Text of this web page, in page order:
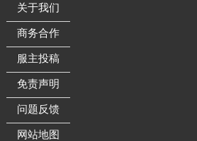
关于我们
——————
商务合作
——————
服主投稿
——————
免责声明
——————
问题反馈
——————
网站地图